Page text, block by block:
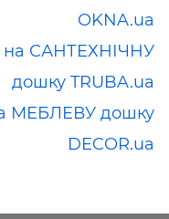
OKNA.ua
на САНТЕХНІЧНУ
дошку TRUBA.ua
МЕБЛЕВУ дошку
DECOR.ua